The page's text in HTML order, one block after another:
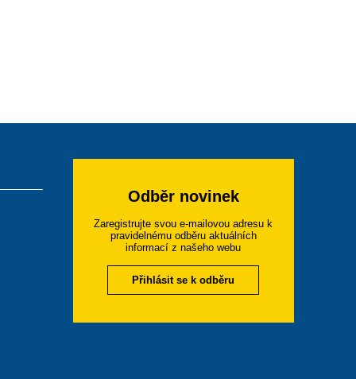
Odběr novinek
Zaregistrujte svou e-mailovou adresu k
pravidelnému odběru aktuálních
informací z našeho webu
Přihlásit se k odběru